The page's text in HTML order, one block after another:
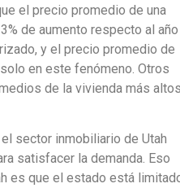
el precio promedio de una
de aumento respecto al año
y el precio promedio de
en este fenómeno. Otros
de la vivienda más altos
sector inmobiliario de Utah
satisfacer la demanda. Eso
es que el estado está